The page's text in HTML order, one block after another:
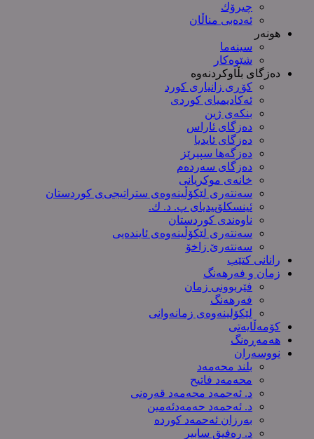
چیرۆك
ئەدەبی مناڵان
هونەر
سینەما
شێوەکار
دەزگای بڵاوکردنەوە
کۆڕی زانیاری کورد
ئەکادیمیای کوردی
بنکەی ژین
دەزگای ئاراس
دەزگای ئایدیا
دەزگەها سپیرێز
دەزگای سەردەم
خانەی موکریانی
سەنتەری لێكۆڵینەوەی ستراتیجی‌ی كوردستان
ئینسکلۆپیدیای پ. د. ك.
ناوەندی کوردستان
سەنتەری لێکۆڵینەوەى ئایندەیی
سەنتەرێ زاخۆ
رانانی کتێب
زمان و فەرهەنگ
فێربوونی زمان
فەرهەنگ
لێکۆلینەوەی زمانەوانی
کۆمەڵایەتی
هەمەڕەنگ
نووسەران
بلند محەمەد
محەمەد فاتیح
د. ئەحمەد محەمەد قەرەنی
د. ئەحمەد حەمەدئەمین
بەرزان ئەحمەد کورده
د. رەفیق سابیر